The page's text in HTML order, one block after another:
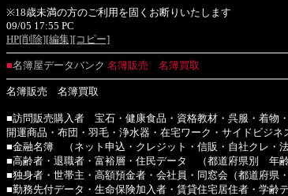
※18歳未満の方のご利用を固くお断りいたします
09/05 17:55 PC
HP[削除][編集][コピー]
■名簿屋データバンク 名簿販売 名簿買取
名簿販売 名簿買取
■訪問販売購入者 宝石・健康食品・資格教材・呉服・着物
開運商品・布団・羽毛・浄水器・在宅ワーク・サイドビジネ
■金融名簿 （ネット申込・クレジット・信販・自社クレ・法
■高齢者・退職者・富裕層・住民データ （都道府県別 年齢
■独身者・世帯主・高額預金者・会社員・同窓会（都道府県
■勤務先付データ・生命保険加入者・賃貸住宅居住者・学齢